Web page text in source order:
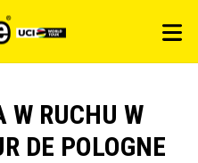
W RUCHU W
DE POLOGNE